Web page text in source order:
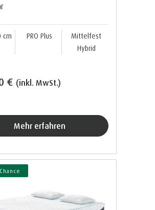
cm PRO Plus
Mittelfest
Hybrid
€ (inkl. MwSt.)
Mehr erfahren